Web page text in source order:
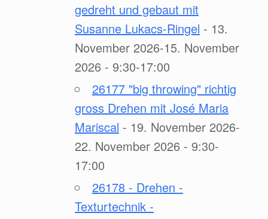
gedreht und gebaut mit
Susanne Lukacs-Ringel - 13.
November 2026-15. November
2026 - 9:30-17:00
26177 "big throwing" richtig
gross Drehen mit José Maria
Mariscal - 19. November 2026-
22. November 2026 - 9:30-
17:00
26178 - Drehen -
Texturtechnik -